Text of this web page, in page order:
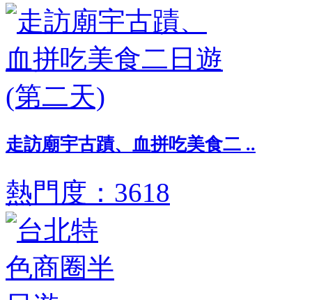
走訪廟宇古蹟、血拼吃美食二 ..
熱門度：3618